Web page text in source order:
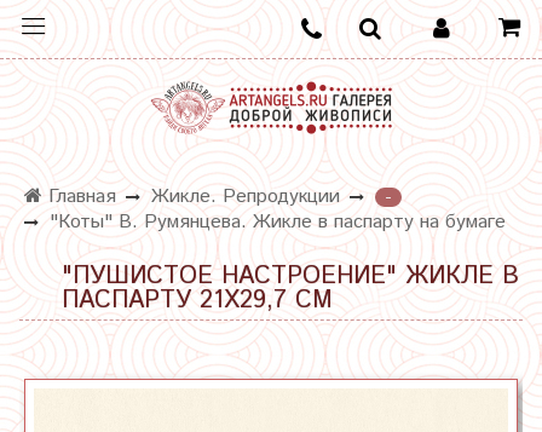
Главная Жикле. Репродукции
-
"Коты" В. Румянцева. Жикле в паспарту на бумаге
"ПУШИСТОЕ НАСТРОЕНИЕ" ЖИКЛЕ В
ПАСПАРТУ 21Х29,7 СМ